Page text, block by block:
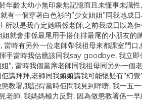
年齡太幼小無印象無記憶而且未懂事未識
有一個穿著白色衫的”少女姐姐”同我地成
所以是我肯定她唔係老師,之前我成日以為
就會排係最尾用手搭住排最尾的小朋友的
時有另外一位老師帶我祖母來都課室門口
手當時我估應該同我say goodbye, 我立即
”, 當時我個當席老師同我祖母同另外一個
講拜拜,老師同我嫲嫲講我可能懷疑有”幻覺
教署,我記得當時佢問我見到咩嘢, 我一五
老師, 我媽媽極力反對, 因為做懲教署係一